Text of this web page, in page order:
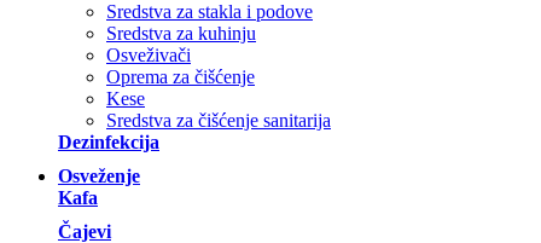
Sredstva za stakla i podove
Sredstva za kuhinju
Osveživači
Oprema za čišćenje
Kese
Sredstva za čišćenje sanitarija
Dezinfekcija
Osveženje
Kafa
Čajevi